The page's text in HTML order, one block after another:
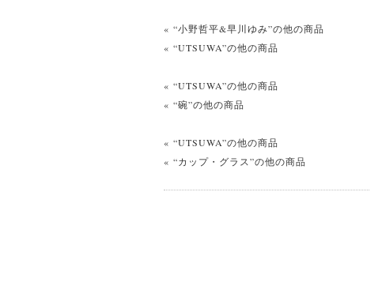
« “小野哲平&早川ゆみ”の他の商品
« “UTSUWA”の他の商品
« “UTSUWA”の他の商品
« “碗”の他の商品
« “UTSUWA”の他の商品
« “カップ・グラス”の他の商品